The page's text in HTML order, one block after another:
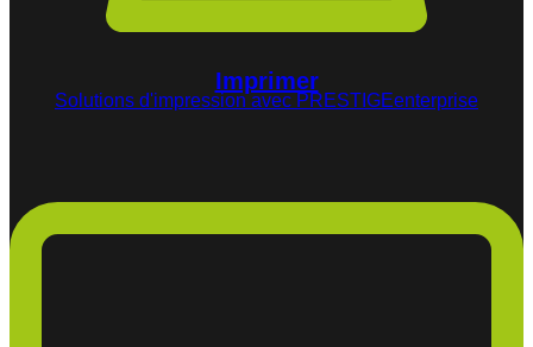
Imprimer
Solutions d'impression avec PRESTIGEenterprise